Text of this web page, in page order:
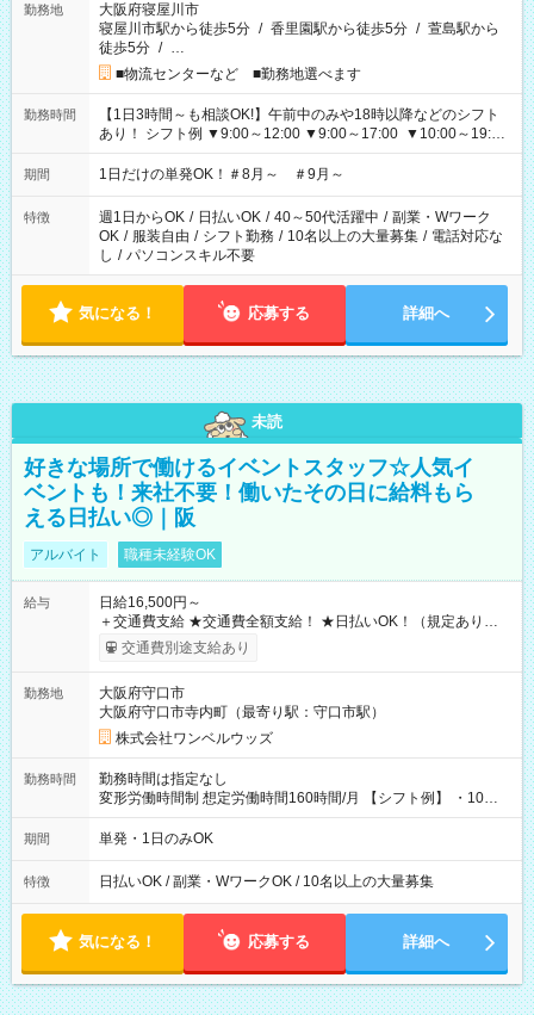
勤務地
大阪府寝屋川市
寝屋川市駅から徒歩5分 / 香里園駅から徒歩5分 / 萱島駅から
徒歩5分 / …
■物流センターなど ■勤務地選べます
勤務時間
【1日3時間～も相談OK!】午前中のみや18時以降などのシフト
あり！ シフト例 ▼9:00～12:00 ▼9:00～17:00 ▼10:00～19:00
▼18:00～21:00
期間 1日だけの単発OK！＃8月～ ＃9月～
特徴 週1日からOK / 日払いOK / 40～50代活躍中 / 副業・Wワーク
OK / 服装自由 / シフト勤務 / 10名以上の大量募集 / 電話対応な
し / パソコンスキル不要
気になる！ 応募する 詳細へ
未読
好きな場所で働けるイベントスタッフ☆人気イ
ベントも！来社不要！働いたその日に給料もら
える日払い◎｜阪
アルバイト 職種未経験OK
給与
日給16,500円～
＋交通費支給 ★交通費全額支給！ ★日払いOK！（規定あり） ┗
働いたその日に現金GET♪ お仕事後はコンビニATMから 日払
交通費別途支給あり
勤務地
大阪府守口市
大阪府守口市寺内町（最寄り駅：守口市駅）
株式会社ワンベルウッズ
勤務時間
勤務時間は指定なし
変形労働時間制 想定労働時間160時間/月 【シフト例】 ・10：
00～20：00
期間 単発・1日のみOK
特徴 日払いOK / 副業・WワークOK / 10名以上の大量募集
気になる！ 応募する 詳細へ